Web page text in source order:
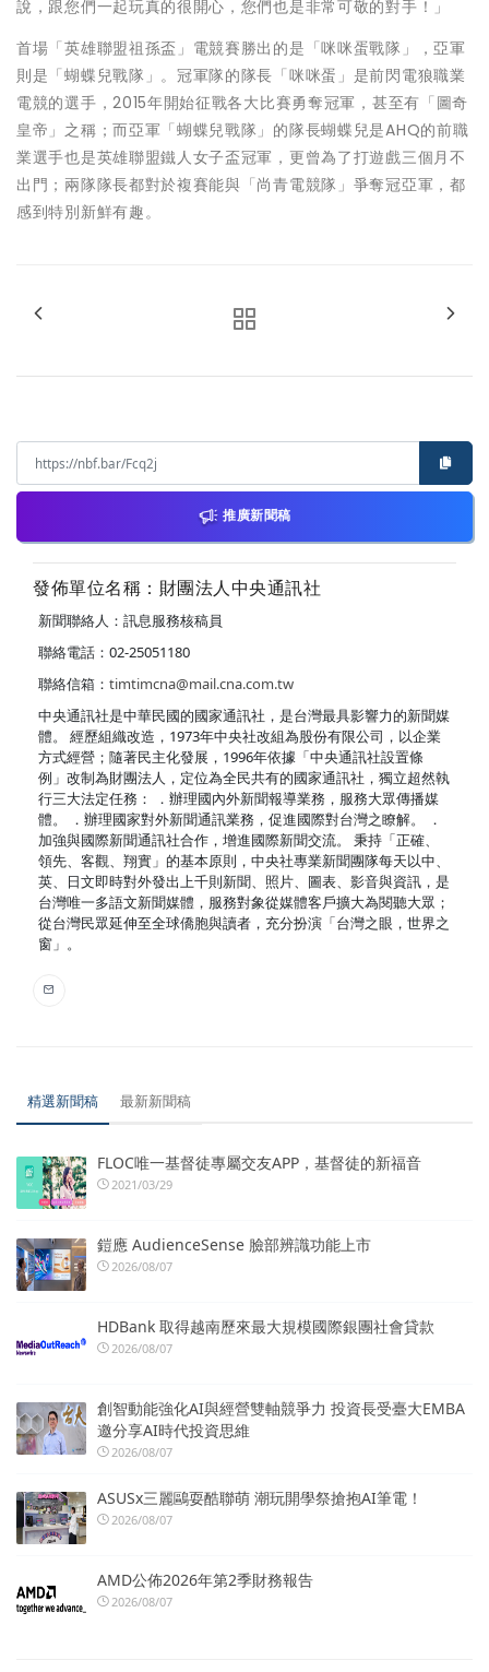
說，跟您們一起玩真的很開心，您們也是非常可敬的對手！」
首場「英雄聯盟祖孫盃」電競賽勝出的是「咪咪蛋戰隊」，亞軍
則是「蝴蝶兒戰隊」。冠軍隊的隊長「咪咪蛋」是前閃電狼職業
電競的選手，2015年開始征戰各大比賽勇奪冠軍，甚至有「圖奇
皇帝」之稱；而亞軍「蝴蝶兒戰隊」的隊長蝴蝶兒是AHQ的前職
業選手也是英雄聯盟鐵人女子盃冠軍，更曾為了打遊戲三個月不
出門；兩隊隊長都對於複賽能與「尚青電競隊」爭奪冠亞軍，都
感到特別新鮮有趣。
推廣新聞稿
發佈單位名稱：財團法人中央通訊社
新聞聯絡人：訊息服務核稿員
聯絡電話：02-25051180
聯絡信箱： timtimcna@mail.cna.com.tw
中央通訊社是中華民國的國家通訊社，是台灣最具影響力的新聞媒
體。 經歷組織改造，1973年中央社改組為股份有限公司，以企業
方式經營；隨著民主化發展，1996年依據「中央通訊社設置條
例」改制為財團法人，定位為全民共有的國家通訊社，獨立超然執
行三大法定任務： ．辦理國內外新聞報導業務，服務大眾傳播媒
體。 ．辦理國家對外新聞通訊業務，促進國際對台灣之瞭解。 ．
加強與國際新聞通訊社合作，增進國際新聞交流。 秉持「正確、
領先、客觀、翔實」的基本原則，中央社專業新聞團隊每天以中、
英、日文即時對外發出上千則新聞、照片、圖表、影音與資訊，是
台灣唯一多語文新聞媒體，服務對象從媒體客戶擴大為閱聽大眾；
從台灣民眾延伸至全球僑胞與讀者，充分扮演「台灣之眼，世界之
窗」。
精選新聞稿 最新新聞稿
FLOC唯一基督徒專屬交友APP，基督徒的新福音
2021/03/29
鎧應 AudienceSense 臉部辨識功能上市
2026/08/07
HDBank 取得越南歷來最大規模國際銀團社會貸款
2026/08/07
創智動能強化AI與經營雙軸競爭力 投資長受臺大EMBA
邀分享AI時代投資思維
2026/08/07
ASUSx三麗鷗耍酷聯萌 潮玩開學祭搶抱AI筆電！
2026/08/07
AMD公佈2026年第2季財務報告
2026/08/07